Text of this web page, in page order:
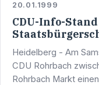
20.01.1999
CDU-Info-
Heidelberg - Am
CDU Rohrbach
Rohrbach Markt